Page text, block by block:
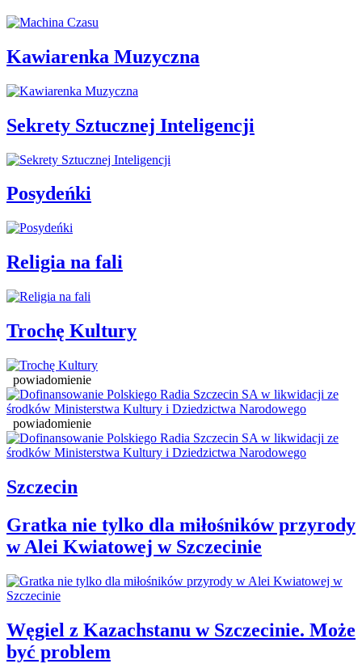
Kawiarenka Muzyczna
Sekrety Sztucznej Inteligencji
Posydeńki
Religia na fali
Trochę Kultury
powiadomienie
powiadomienie
Szczecin
Gratka nie tylko dla miłośników przyrody
w Alei Kwiatowej w Szczecinie
Węgiel z Kazachstanu w Szczecinie. Może
być problem